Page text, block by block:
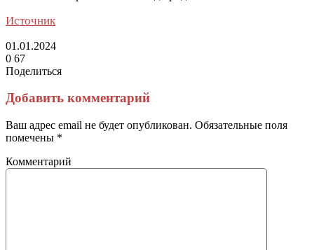
Источник
01.01.2024
0 67
Поделиться
через
электронную
почту
Добавить комментарий
Ваш адрес email не будет опубликован. Обязательные поля
помечены *
Комментарий